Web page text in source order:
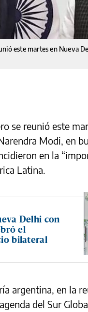
este martes en Nueva
se reunió este
Modi, en
en la
Latina.
Delhi con
el
bilateral
argentina, en la
del Sur